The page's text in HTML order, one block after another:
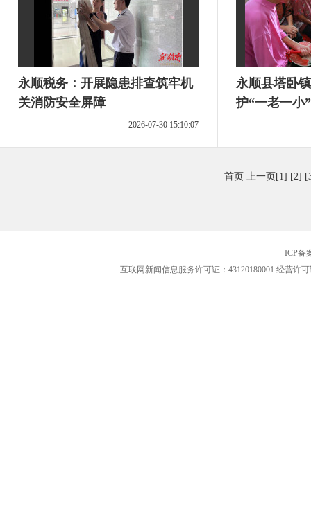
永顺税务：开展隐患排查筑牢机
关消防安全屏障
2026-07-30 15:10:07
永顺县塔卧
护“一老一小”
首页 上一页 [1] [2]
ICP备
互联网新闻信息服务许可证：43120180001 经营许可